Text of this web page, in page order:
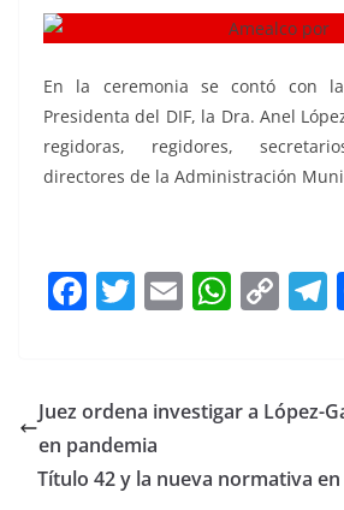
En la ceremonia se contó con
Presidenta del DIF, la Dra. Anel
regidoras, regidores,
directores de la Administración
F
e
b
o
T
er
E
l
W
s
p
C
y
n
Juez ordena investigar a López-
en pandemia
Título 42 y la nueva normativa